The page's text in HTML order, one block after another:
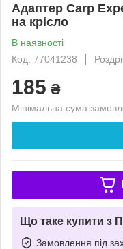
Адаптер Carp
на крісло
В наявності
Код: 77041238
185 ₴
Мінімальна сума
Що таке купити з
Замовлення під